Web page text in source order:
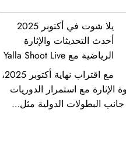
مع
شركة
جلوبال
ألفا
ترافيل
الحصول
خدمات
عفش
مهاراتك
الكروية
من
خلال
مشاهدة
المباريات
يلا شوت في أكتوبر 2025
أحدث التحديثات والإثارة
الرياضية مع Yalla Shoot Live
مع اقتراب نهاية أكتوبر 2025،
الإثارة مع استمرار الدوريات
جانب البطولات الدولية مثل…